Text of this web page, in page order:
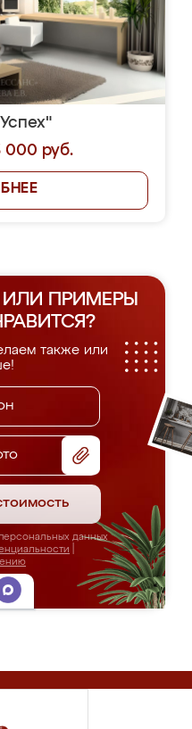
000 руб.
ИЛИ ПРИМЕРЫ
также или
данных